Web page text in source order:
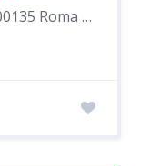
Viale Cortina D' Ampezzo, 00135 Roma città metropolitana di Roma Capitale, Italia